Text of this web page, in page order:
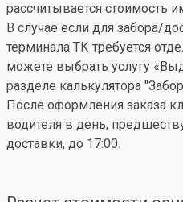
рассчитывается стоимость
В случае если для забора/
терминала ТК требуется
можете выбрать услугу
разделе калькулятора
После оформления заказа
водителя в день,
доставки, до 17:00.